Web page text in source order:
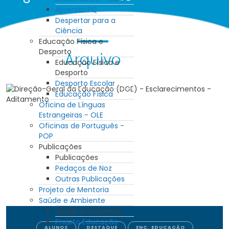
Aprendo FQ
Despertar para a
Ciência
Educação Física e
Desporto
Educação Física e
Desporto
Desporto Escolar
Educação Física
Oficina de Línguas
Estrangeiras - OLE
Oficinas de Português -
POP
Publicações
Publicações
Pedaços de Noz
Outras Publicações
Projeto de Mentoria
Saúde e Ambiente
Saúde e Ambiente
Projeto Educação
Arquivo
ALUNOS DESTAQUE ENC. EDUCAÇÃO